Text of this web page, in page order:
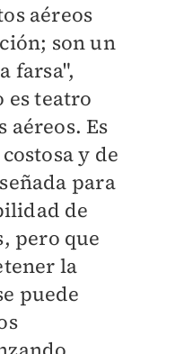
aéreos
son un
farsa",
es teatro
aéreos. Es
y de
para
de
pero que
la
puede